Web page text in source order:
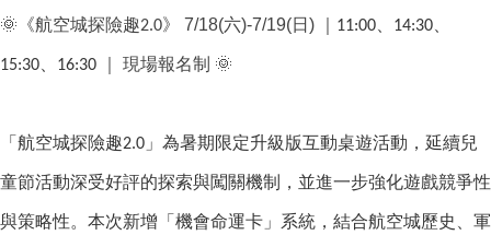
🌞 《航空城探險趣2.0》 7/18(六)-7/19(日 ) 11:00、14:30、
15:30、16:30 現場報名制 🌞
「航空城探險趣2.0」為暑期限定升級版互動桌遊活動，延續兒
童節活動深受好評的探索與闖關機制，並進一步強化遊戲競爭性
與策略性。本次新增「機會命運卡」系統，結合航空城歷史、軍